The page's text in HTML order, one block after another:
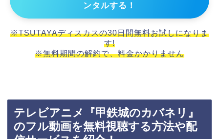
ンタルする！
※TSUTAYAディスカスの30日間無料お試しになりま
す!
※無料期間の解約で、料金かかりません
テレビアニメ『甲鉄城のカバネリ』
のフル動画を無料視聴する方法や配